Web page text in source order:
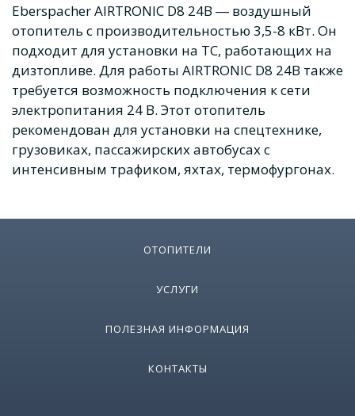
Eberspacher AIRTRONIC D8 24В ― воздушный
отопитель с производительностью 3,5-8 кВт. Он
подходит для установки на ТС, работающих на
дизтопливе. Для работы AIRTRONIC D8 24В также
требуется возможность подключения к сети
электропитания 24 В. Этот отопитель
рекомендован для установки на спецтехнике,
грузовиках, пассажирских автобусах с
интенсивным трафиком, яхтах, термофургонах.
ОТОПИТЕЛИ
УСЛУГИ
ПОЛЕЗНАЯ ИНФОРМАЦИЯ
КОНТАКТЫ